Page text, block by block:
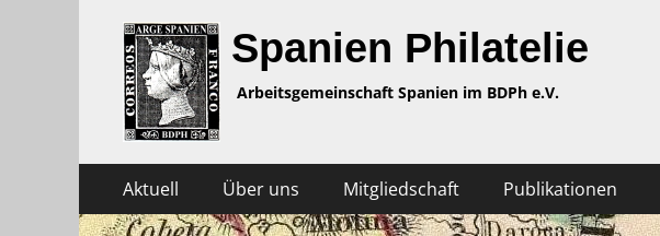
Spanien Philatelie
Arbeitsgemeinschaft Spanien im BDPh e.V.
Primäres
Menü
Zum
Inhalt
springen
Aktuell Über uns Mitgliedschaft Publikationen